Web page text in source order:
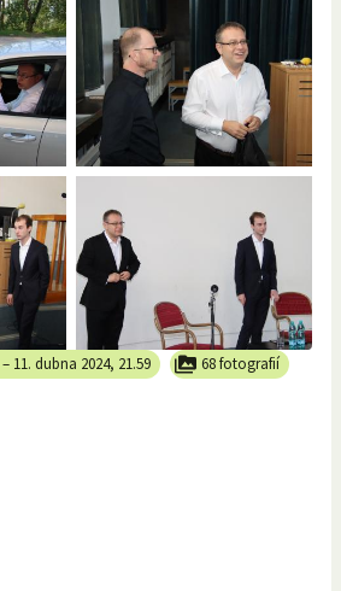
– 11. dubna 2024, 21.59 68 fotografií